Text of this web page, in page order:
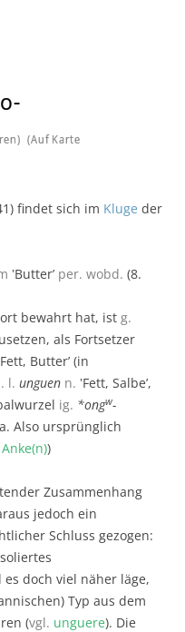
(Auf Karte
findet sich im Kluge der
‛Butter’ per. wobd. (8.
bewahrt hat, ist g.
als Fortsetzer
Butter’ (in
l. unguen n. ‛Fett, Salbe’,
ig. *ongw-
Also ursprünglich
Anke(n))
Zusammenhang
jedoch ein
Schluss gezogen:
doch viel näher läge,
Typ aus dem
(vgl. unguere). Die